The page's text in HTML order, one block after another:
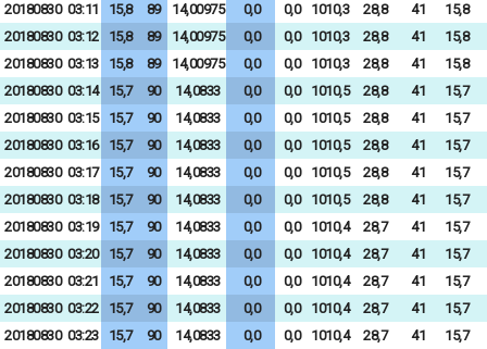
20180830 03:11 15,8 89 14,00975 0,0 0,0 1010,3 28,8 41
15,8
20180830 03:12 15,8 89 14,00975 0,0 0,0 1010,3 28,8 41
15,8
20180830 03:13 15,8 89 14,00975 0,0 0,0 1010,3 28,8 41
15,8
20180830 03:14 15,7 90 14,0833 0,0 0,0 1010,5 28,8 41
15,7
20180830 03:15 15,7 90 14,0833 0,0 0,0 1010,5 28,8 41
15,7
20180830 03:16 15,7 90 14,0833 0,0 0,0 1010,5 28,8 41
15,7
20180830 03:17 15,7 90 14,0833 0,0 0,0 1010,5 28,8 41
15,7
20180830 03:18 15,7 90 14,0833 0,0 0,0 1010,5 28,8 41
15,7
20180830 03:19 15,7 90 14,0833 0,0 0,0 1010,4 28,7 41
15,7
20180830 03:20 15,7 90 14,0833 0,0 0,0 1010,4 28,7 41
15,7
20180830 03:21 15,7 90 14,0833 0,0 0,0 1010,4 28,7 41
15,7
20180830 03:22 15,7 90 14,0833 0,0 0,0 1010,4 28,7 41
15,7
20180830 03:23 15,7 90 14,0833 0,0 0,0 1010,4 28,7 41
15,7